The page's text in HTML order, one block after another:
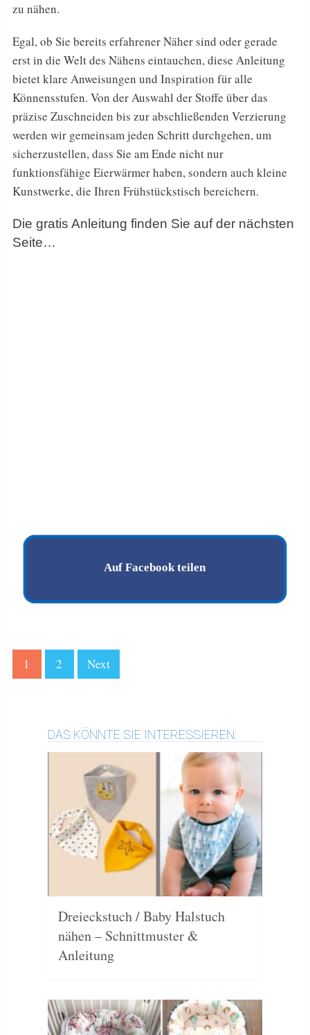
zu nähen.
Egal, ob Sie bereits erfahrener Näher sind oder gerade
erst in die Welt des Nähens eintauchen, diese Anleitung
bietet klare Anweisungen und Inspiration für alle
Könnensstufen. Von der Auswahl der Stoffe über das
präzise Zuschneiden bis zur abschließenden Verzierung
werden wir gemeinsam jeden Schritt durchgehen, um
sicherzustellen, dass Sie am Ende nicht nur
funktionsfähige Eierwärmer haben, sondern auch kleine
Kunstwerke, die Ihren Frühstückstisch bereichern.
Die gratis Anleitung finden Sie auf der nächsten
Seite…
Auf Facebook teilen
1 2 Next
DAS KÖNNTE SIE INTERESSIEREN:
Dreieckstuch / Baby Halstuch
nähen – Schnittmuster &
Anleitung